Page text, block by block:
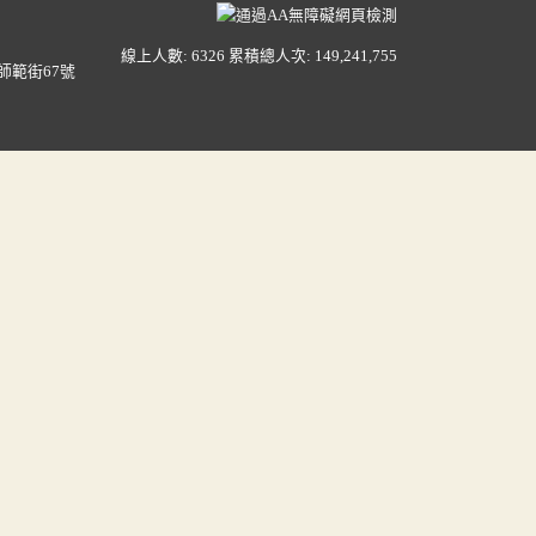
範街67號
線上人數: 6326 累積總人次: 149,241,755